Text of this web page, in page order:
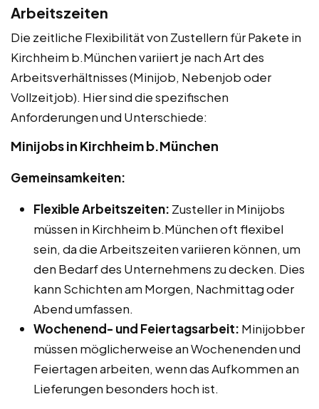
Arbeitszeiten
Die zeitliche Flexibilität von Zustellern für Pakete in
Kirchheim b.München variiert je nach Art des
Arbeitsverhältnisses (Minijob, Nebenjob oder
Vollzeitjob). Hier sind die spezifischen
Anforderungen und Unterschiede:
Minijobs in Kirchheim b.München
Gemeinsamkeiten:
Flexible Arbeitszeiten: Zusteller in Minijobs
müssen in Kirchheim b.München oft flexibel
sein, da die Arbeitszeiten variieren können, um
den Bedarf des Unternehmens zu decken. Dies
kann Schichten am Morgen, Nachmittag oder
Abend umfassen.
Wochenend- und Feiertagsarbeit: Minijobber
müssen möglicherweise an Wochenenden und
Feiertagen arbeiten, wenn das Aufkommen an
Lieferungen besonders hoch ist.